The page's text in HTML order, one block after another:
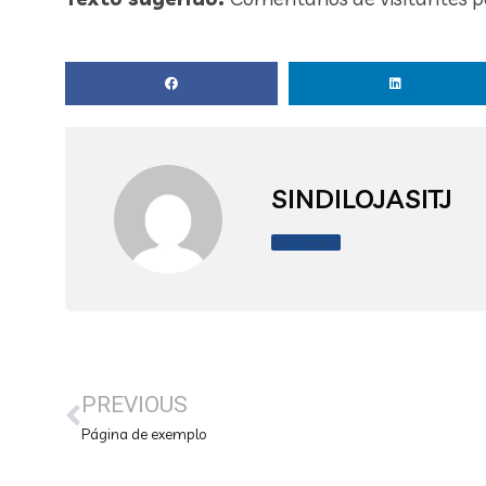
SINDILOJASITJ
All Posts »
PREVIOUS
Página de exemplo